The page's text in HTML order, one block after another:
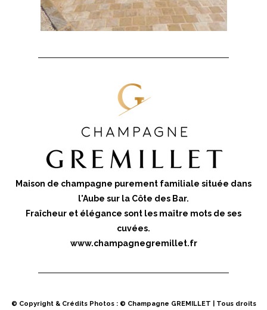
Maison de champagne purement familiale située dans
l'Aube sur la Côte des Bar.
Fraîcheur et élégance sont les maître mots de ses
cuvées.
www.champagnegremillet.fr
© Copyright & Crédits Photos : © Champagne GREMILLET | Tous droits